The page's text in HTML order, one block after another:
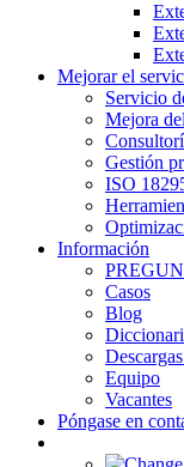
Mejorar el
Servicio
Mejora
Gestión
ISO
Información
Casos
Blog
Equipo
Vacantes
Póngase en